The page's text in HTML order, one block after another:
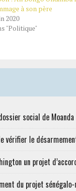
à son père
2020
"Politique"
social de Moanda
vérifier le
un projet
du projet